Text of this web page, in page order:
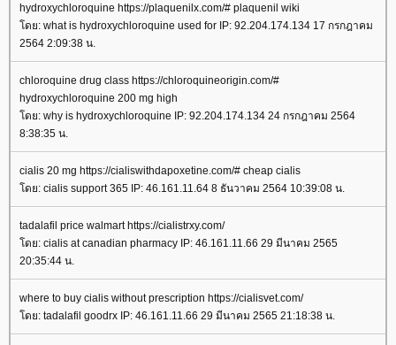
hydroxychloroquine https://plaquenilx.com/# plaquenil wiki
ดย: what is hydroxychloroquine used for IP: 92.204.174.134 17 กรกฎาคม
2564 2:09:38 น.
chloroquine drug class https://chloroquineorigin.com/#
hydroxychloroquine 200 mg high
ดย: why is hydroxychloroquine IP: 92.204.174.134 24 กรกฎาคม 2564
8:38:35 น.
cialis 20 mg https://cialiswithdapoxetine.com/# cheap cialis
ดย: cialis support 365 IP: 46.161.11.64 8 ธันวาคม 2564 10:39:08 น.
tadalafil price walmart https://cialistrxy.com/
ดย: cialis at canadian pharmacy IP: 46.161.11.66 29 มีนาคม 2565
20:35:44 น.
where to buy cialis without prescription https://cialisvet.com/
ดย: tadalafil goodrx IP: 46.161.11.66 29 มีนาคม 2565 21:18:38 น.